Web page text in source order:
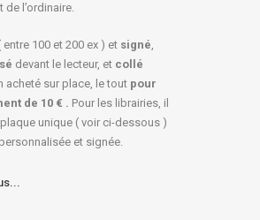
l’ordinaire.
entre 100 et 200 ex ) et signé,
devant le lecteur, et collé
acheté sur place, le tout pour
de 10 € . Pour les librairies, il
plaque unique ( voir ci-dessous )
et signée.